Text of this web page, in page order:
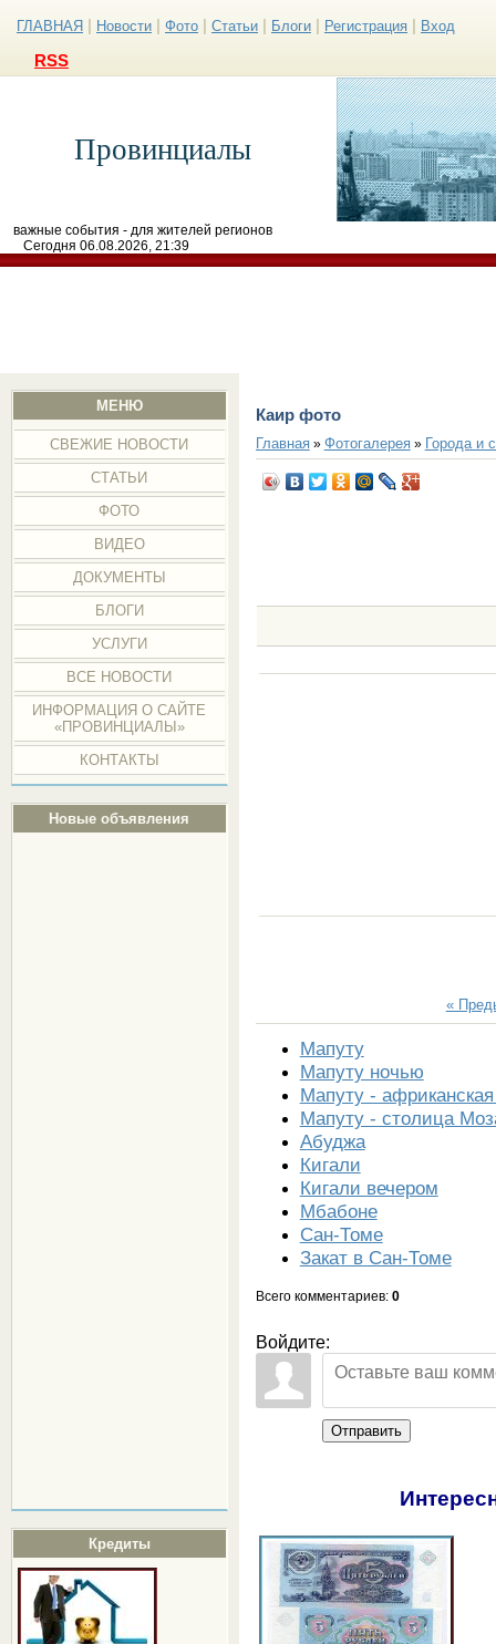
ГЛАВНАЯ Новости Фото Статьи Блоги Регистрация Вход
RSS
Провинциалы
важные события - для жителей регионов
Сегодня 06.08.2026, 21:39
МЕНЮ
СВЕЖИЕ НОВОСТИ
СТАТЬИ
ФОТО
ВИДЕО
ДОКУМЕНТЫ
БЛОГИ
УСЛУГИ
ВСЕ НОВОСТИ
ИНФОРМАЦИЯ О САЙТЕ
«ПРОВИНЦИАЛЫ»
КОНТАКТЫ
Новые объявления
Кредиты
Каир фото
Главная» Фотогалерея» Города и
«
Мапуту
Мапуту ночью
Мапуту - африканская
Мапуту - столица
Абуджа
Кигали
Кигали вечером
Мбабоне
Сан-Томе
Закат в Сан-Томе
Всего комментариев: 0
Войдите:
Отправить